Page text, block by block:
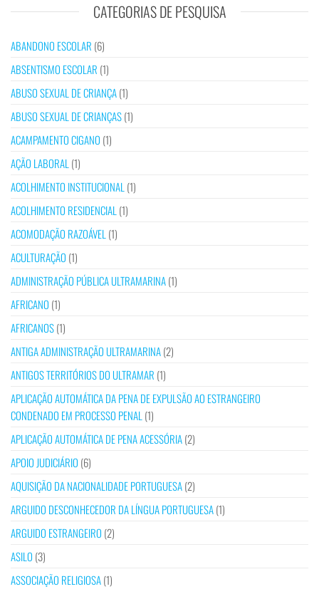
CATEGORIAS DE PESQUISA
ABANDONO ESCOLAR (6)
ABSENTISMO ESCOLAR (1)
ABUSO SEXUAL DE CRIANÇA(1)
ABUSO SEXUAL DE CRIANÇAS(1)
ACAMPAMENTO CIGANO (1)
AÇÃO LABORAL(1)
ACOLHIMENTO INSTITUCIONAL(1)
ACOLHIMENTO RESIDENCIAL(1)
ACOMODAÇÃO RAZOÁVEL(1)
ACULTURAÇÃO (1)
ADMINISTRAÇÃO PÚBLICA ULTRAMARINA(1)
AFRICANO (1)
AFRICANOS(1)
ANTIGA ADMINISTRAÇÃO ULTRAMARINA(2)
ANTIGOS TERRITÓRIOS DO ULTRAMAR (1)
APLICAÇÃO AUTOMÁTICA DA PENA DE EXPULSÃO AO ESTRANGEIRO
CONDENADO EM PROCESSO PENAL(1)
APLICAÇÃO AUTOMÁTICA DE PENA ACESSÓRIA(2)
APOIO JUDICIÁRIO (6)
AQUISIÇÃO DA NACIONALIDADE PORTUGUESA(2)
ARGUIDO DESCONHECEDOR DA LÍNGUA PORTUGUESA(1)
ARGUIDO ESTRANGEIRO (2)
ASILO (3)
ASSOCIAÇÃO RELIGIOSA(1)